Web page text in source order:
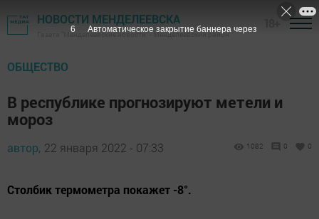
НОВОСТИ МЕНДЕЛЕЕВСКА
Газета "Менделеевские новости" - Менделеевский район
ОБЩЕСТВО
В республике прогнозируют метели и
мороз
автор, 22 января 2022 - 07:33 1082 0 0
Столбик термометра покажет -8°.
5 Автоматическое закрытие баннера через